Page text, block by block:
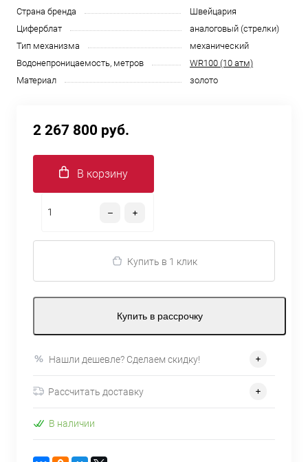
Страна бренда
Швейцария
Циферблат
аналоговый (стрелки)
Тип механизма
механический
Водонепроницаемость, метров
WR100 (10 атм)
Материал
золото
2 267 800 руб.
В корзину
Купить в 1 клик
Купить в рассрочку
Нашли дешевле? Сделаем скидку!
Рассчитать доставку
В наличии